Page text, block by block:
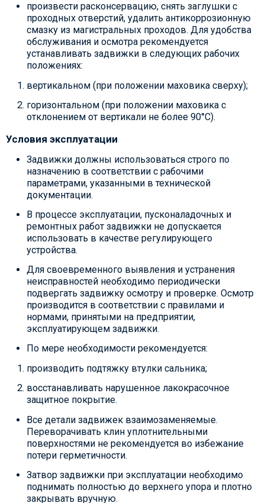
произвести расконсервацию, снять заглушки с
проходных отверстий, удалить антикоррозионную
смазку из магистральных проходов. Для удобства
обслуживания и осмотра рекомендуется
устанавливать задвижки в следующих рабочих
положениях:
вертикальном (при положении маховика сверху);
горизонтальном (при положении маховика с
отклонением от вертикали не более 90°С).
Условия эксплуатации
Задвижки должны использоваться строго по
назначению в соответствии с рабочими
параметрами, указанными в технической
документации.
В процессе эксплуатации, пусконаладочных и
ремонтных работ задвижки не допускается
использовать в качестве регулирующего
устройства.
Для своевременного выявления и устранения
неисправностей необходимо периодически
подвергать задвижку осмотру и проверке. Осмотр
производится в соответствии с правилами и
нормами, принятыми на предприятии,
эксплуатирующем задвижки.
По мере необходимости рекомендуется:
производить подтяжку втулки сальника;
восстанавливать нарушенное лакокрасочное
защитное покрытие.
Все детали задвижек взаимозаменяемые.
Переворачивать клин уплотнительными
поверхностями не рекомендуется во избежание
потери герметичности.
Затвор задвижки при эксплуатации необходимо
поднимать полностью до верхнего упора и плотно
закрывать вручную.